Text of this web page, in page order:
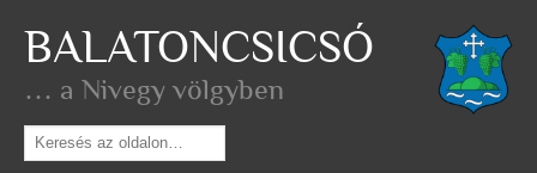
BALATONCSICSÓ
… a Nivegy völgyben
Keresés